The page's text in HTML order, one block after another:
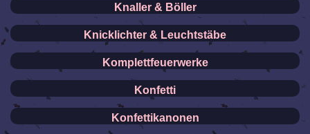
Knaller & Böller
Knicklichter & Leuchtstäbe
Komplettfeuerwerke
Konfetti
Konfettikanonen